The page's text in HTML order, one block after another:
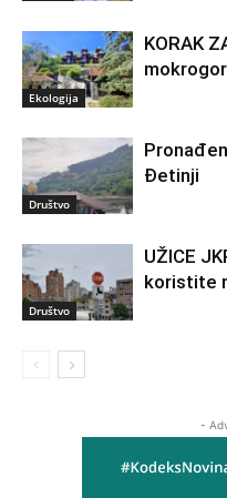
Ekologija
KORAK
Društvo
Đetinji
Društvo
UŽICE
koristite
-